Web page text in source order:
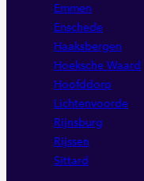
Emmen
Enschede
Haaksbergen
Hoeksche Waard
Hoofddorp
Lichtenvoorde
Rijnsburg
Rijssen
Sittard